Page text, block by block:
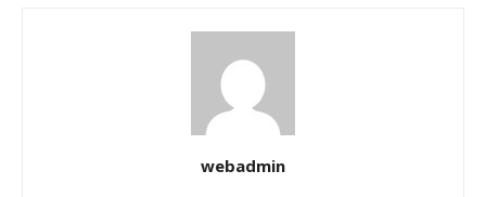
webadmin